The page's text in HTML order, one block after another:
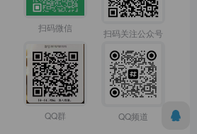
扫码微信 扫码关注公众号
QQ群 QQ频道